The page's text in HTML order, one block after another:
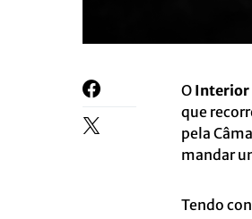
O Interior
que
pela
mandar
Tendo